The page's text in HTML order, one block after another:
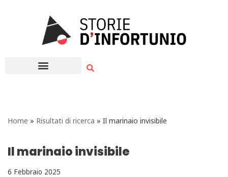
Home » Risultati di ricerca » Il marinaio invisibile
Il marinaio invisibile
6 Febbraio 2025